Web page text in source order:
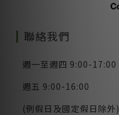
聯絡我們
週一至週四 9:00-17:00
週五 9:00-16:00
(例假日及國定假日除外)